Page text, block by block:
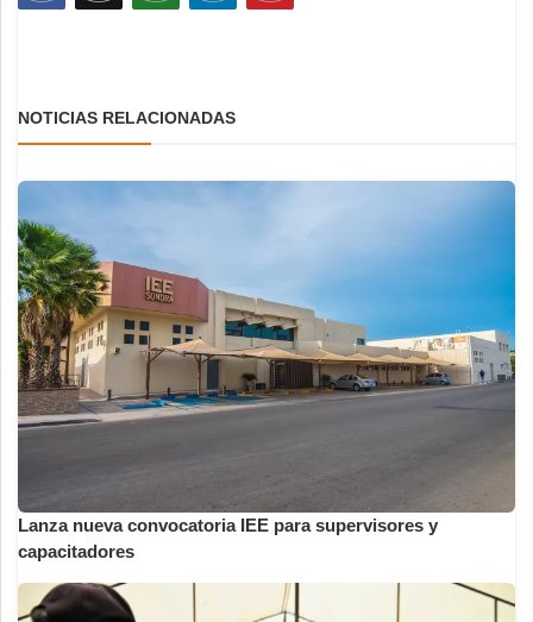
NOTICIAS RELACIONADAS
Lanza nueva convocatoria IEE para supervisores y
capacitadores